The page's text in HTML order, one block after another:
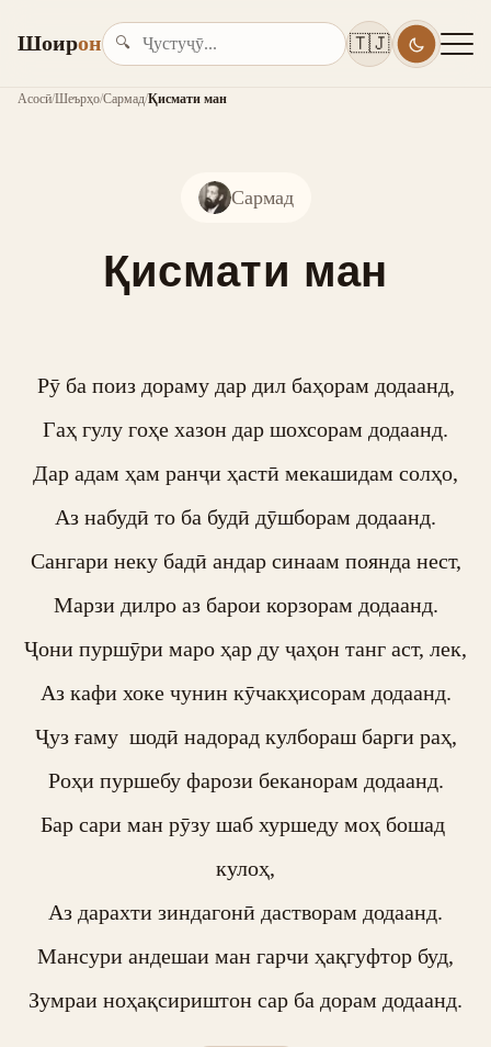
Шоирон 🔍 🇹🇯
Асосӣ/Шеърҳо/Сармад/Қисмати ман
Сармад
Қисмати ман
Рӯ ба поиз дораму дар дил баҳорам додаанд,
Гаҳ гулу гоҳе хазон дар шохсорам додаанд.
Дар адам ҳам ранҷи ҳастӣ мекашидам солҳо,
Аз набудӣ то ба будӣ дӯшборам додаанд.
Сангари неку бадӣ андар синаам поянда нест,
Марзи дилро аз барои корзорам додаанд.
Ҷони пуршӯри маро ҳар ду ҷаҳон танг аст, лек,
Аз кафи хоке чунин кӯчакҳисорам додаанд.
Ҷуз ғаму  шодӣ надорад кулбораш барги раҳ,
Роҳи пуршебу фарози беканорам додаанд.
Бар сари ман рӯзу шаб хуршеду моҳ бошад
кулоҳ,
Аз дарахти зиндагонӣ дастворам додаанд.
Мансури андешаи ман гарчи ҳақгуфтор буд,
Зумраи ноҳақсириштон сар ба дорам додаанд.